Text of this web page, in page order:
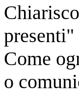
presenti"
Come
o